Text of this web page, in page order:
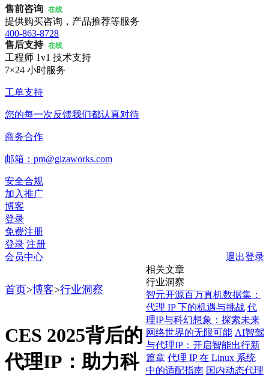
售前咨询 在线
提供购买咨询，产品推荐等服务
400-863-8728
售后支持 在线
工程师 1v1 技术支持
7×24 小时服务
工单支持
您的每一次反馈我们都认真对待
商务合作
邮箱：pm@gizaworks.com
安全合规
加入推广
博客
登录
免费注册
登录 注册
会员中心
退出登录
首页>博客>行业洞察
CES 2025背后的
代理IP：助力科
相关文章
行业洞察
智元开源百万真机数据集：
代理 IP 下的机遇与挑战 代
理IP与科幻想象：探索未来
网络世界的无限可能 AI智驾
与代理IP：开启智能出行新
篇章 代理 IP 在 Linux 系统
中的适配指南 国内动态代理